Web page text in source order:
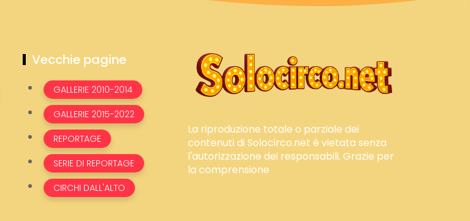
Vecchie pagine
GALLERIE 2010-2014
GALLERIE 2015-2022
REPORTAGE
SERIE DI REPORTAGE
CIRCHI DALL'ALTO
La riproduzione totale o parziale dei
contenuti di Solocirco.net è vietata senza
l'autorizzazione dei responsabili. Grazie per
la comprensione